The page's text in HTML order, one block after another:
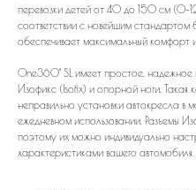
перевозки детей от 40 до 150 см (0-
соответствии с новейшим стандартом
обеспечивает максимальный комфорт
One360° SL имеет простое,
Изофикс (Isofix) и опорной ноги. Такая
неправильно установки автокресла в
ежедневном использовании. Разъемы
поэтому их можно индивидуально
характеристиками вашего автомобиля.